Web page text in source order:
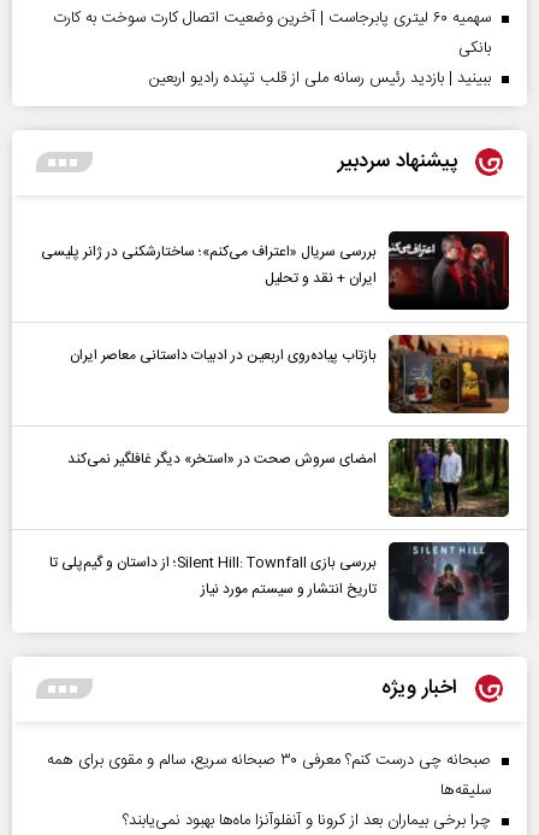
سهمیه ۶۰ لیتری پابرجاست | آخرین وضعیت اتصال کارت سوخت به کارت
بانکی
ببینید | بازدید رئیس رسانه ملی از قلب تپنده رادیو اربعین
پیشنهاد سردبیر
بررسی سریال «اعتراف می‌کنم»؛ ساختارشکنی در ژانر پلیسی
ایران + نقد و تحلیل
بازتاب پیاده‌روی اربعین در ادبیات داستانی معاصر ایران
امضای سروش صحت در «استخر» دیگر غافلگیر نمی‌کند
بررسی بازی Silent Hill: Townfall؛ از داستان و گیم‌پلی تا
تاریخ انتشار و سیستم مورد نیاز
اخبار ویژه
صبحانه چی درست کنم؟ معرفی ۳۰ صبحانه سریع، سالم و مقوی برای همه
سلیقه‌ها
چرا برخی بیماران بعد از کرونا و آنفلوآنزا ماه‌ها بهبود نمی‌یابند؟